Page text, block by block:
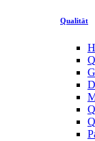
Qualität